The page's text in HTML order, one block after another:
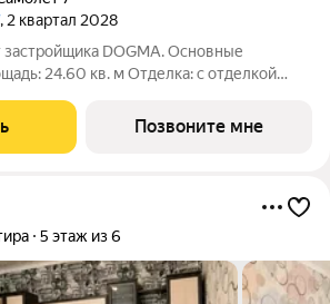
, 2 квартал 2028
застройщика DOGMA. Основные
7»
Позвоните мне
5 этаж из 6